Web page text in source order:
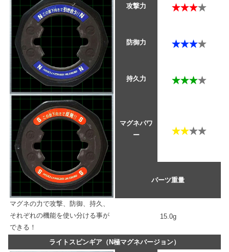
マグネの力で攻撃、防御、持久、
それぞれの機能を使い分ける事が
できる！
攻撃力
防御力
持久力
マグネパワ
ー
パーツ重量
15.0g
ライトスピンギア（N極マグネバージョン）